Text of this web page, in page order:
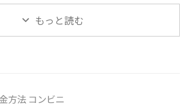
もっと読む
方法 コンビニ